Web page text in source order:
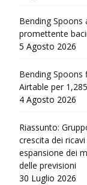
Bending
promettente
5 Agosto 2026
Bending
Airtable per
4 Agosto 2026
Riassunto:
crescita dei
espansione dei
delle previsioni
30 Luglio 2026